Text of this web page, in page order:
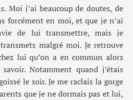
Moi j’ai beaucoup de doutes, de
forcément en moi, et que je n’ai
de lui transmettre, mais je
transmets malgré moi. Je retrouve
lui qu’on a en communalors
. Notamment quand j’étais
le soir. Je me raclais la gorge
que je ne dormais pas et lui,